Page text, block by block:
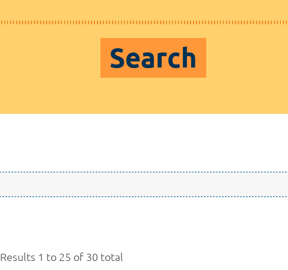
Search
Results 1 to 25 of 30 total